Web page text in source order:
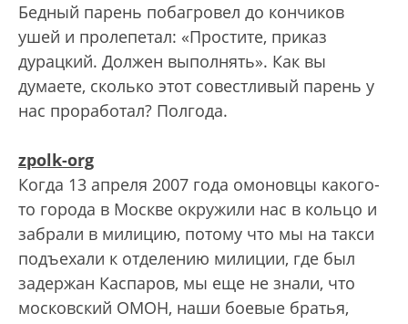
Бедный парень побагровел до кончиков
ушей и пролепетал: «Простите, приказ
дурацкий. Должен выполнять». Как вы
думаете, сколько этот совестливый парень у
нас проработал? Полгода.
zpolk-org
Когда 13 апреля 2007 года омоновцы какого-
то города в Москве окружили нас в кольцо и
забрали в милицию, потому что мы на такси
подъехали к отделению милиции, где был
задержан Каспаров, мы еще не знали, что
московский ОМОН, наши боевые братья,